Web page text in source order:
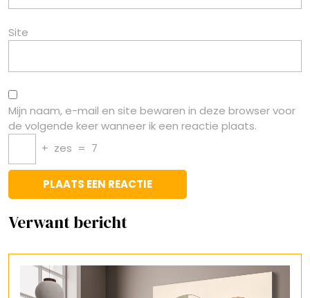
Site
Mijn naam, e-mail en site bewaren in deze browser voor
de volgende keer wanneer ik een reactie plaats.
+ zes = 7
Verwant bericht